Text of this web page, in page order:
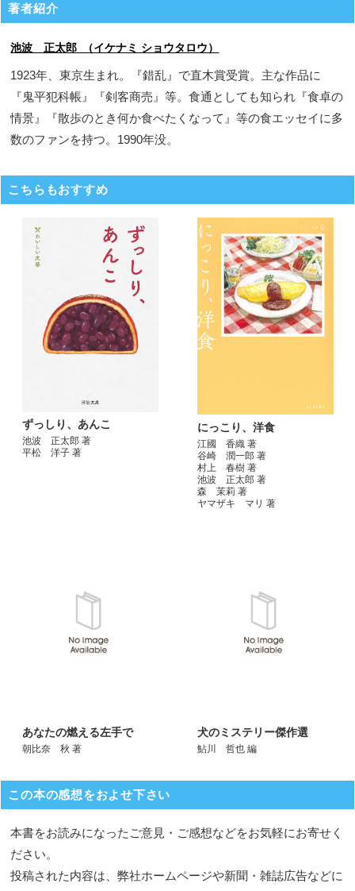
著者紹介
池波 正太郎 （イケナミ ショウタロウ）
1923年、東京生まれ。『錯乱』で直木賞受賞。主な作品に
『鬼平犯科帳』『剣客商売』等。食通としても知られ『食卓の
情景』『散歩のとき何か食べたくなって』等の食エッセイに多
数のファンを持つ。1990年没。
こちらもおすすめ
ずっしり、あんこ
池波 正太郎 著
平松 洋子 著
にっこり、洋食
江國 香織 著
谷崎 潤一郎 著
村上 春樹 著
池波 正太郎 著
森 茉莉 著
ヤマザキ マリ 著
あなたの燃える左手で
朝比奈 秋 著
犬のミステリー傑作選
鮎川 哲也 編
この本の感想をおよせ下さい
本書をお読みになったご意見・ご感想などをお気軽にお寄せく
ださい。
投稿された内容は、弊社ホームページや新聞・雑誌広告などに